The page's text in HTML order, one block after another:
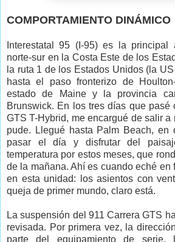
COMPORTAMIENTO DINÁMICO
Interestatal 95 (I-95) es la principal
norte-sur en la Costa Este de los
la ruta 1 de los Estados Unidos (la
hasta el paso fronterizo de
estado de Maine y la provincia
Brunswick. En los tres días que pasé
GTS T-Hybrid, me encargué de salir a
pude. Llegué hasta Palm Beach, en
pasar el día y disfrutar del
temperatura por estos meses, que
de la mañana. Ahí es cuando eché en
en esta unidad: los asientos con
queja de primer mundo, claro está.
La suspensión del 911 Carrera GTS
revisada. Por primera vez, la
parte del equipamiento de serie,